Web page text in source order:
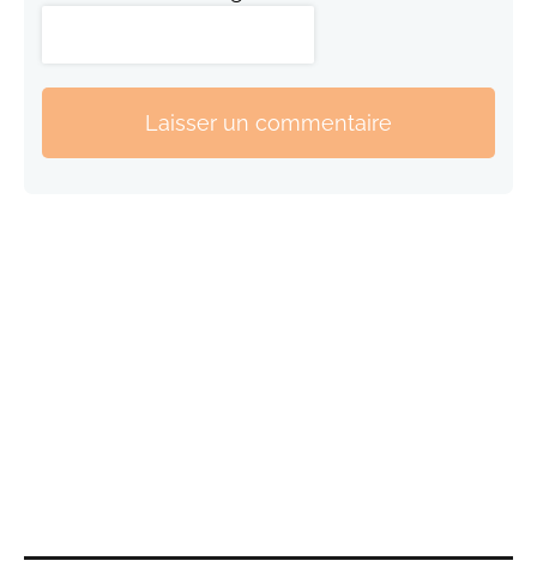
Laisser un commentaire